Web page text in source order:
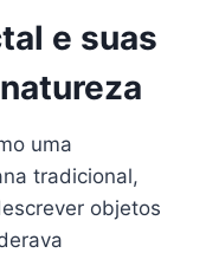
e suas
uma
tradicional,
objetos